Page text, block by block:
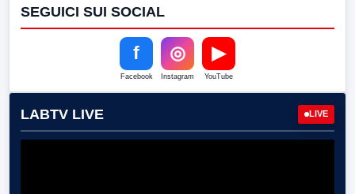
SEGUICI SUI SOCIAL
f
Facebook
◎
Instagram
▶
YouTube
LABTV LIVE LIVE